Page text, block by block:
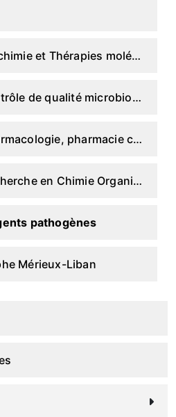
Laboratoire de Biochimie et Thérapies moléculaires
Laboratoire de contrôle de qualité microbiologique
Laboratoire de pharmacologie, pharmacie clinique et contrôle de qualité des médicaments
Laboratoire de Recherche en Chimie Organique Pharmaceutique
pathogènes
Mérieux-Liban